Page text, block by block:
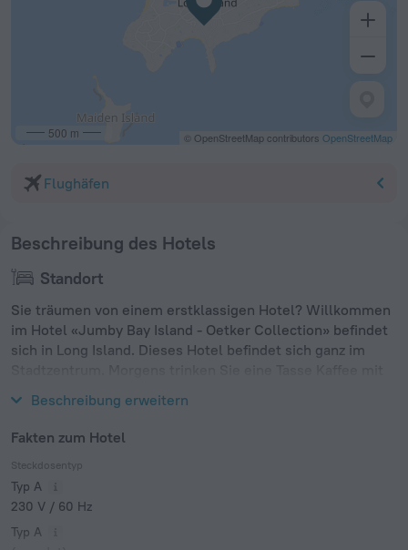
500 m © OpenStreetMap contributors OpenStreetMap
Flughäfen
Beschreibung des Hotels
Standort
Sie träumen von einem erstklassigen Hotel? Willkommen
im Hotel «Jumby Bay Island - Oetker Collection» befindet
sich in Long Island. Dieses Hotel befindet sich ganz im
Beschreibung erweitern
Fakten zum Hotel
Steckdosentyp
Typ A
230 V / 60 Hz
Typ A